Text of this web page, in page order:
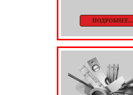
ПОДРОБНЕЕ...